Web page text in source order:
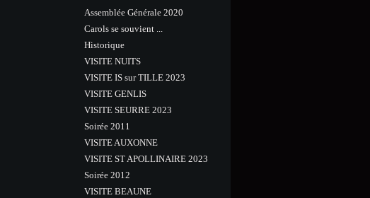
Assemblée Générale 2020
Carols se souvient ...
Historique
VISITE NUITS
VISITE IS sur TILLE 2023
VISITE GENLIS
VISITE SEURRE 2023
Soirée 2011
VISITE AUXONNE
VISITE ST APOLLINAIRE 2023
Soirée 2012
VISITE BEAUNE